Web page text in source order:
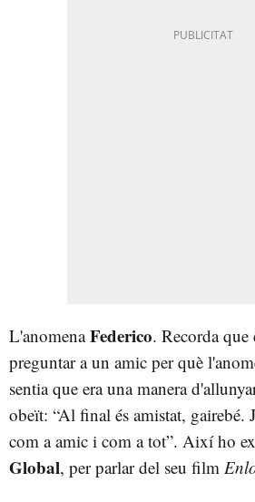
L'anomenaFederico. Recorda que
preguntar a un amic per què
sentia que era una manera
obeït: “Al final és amistat, gairebé.
com a amic i com a tot”. Així ho
Global, per parlar del seu film